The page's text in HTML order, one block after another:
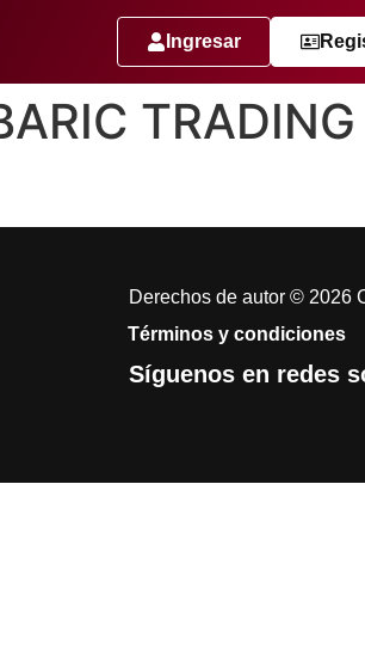
Ingresar
TRADING
Derechos de autor © 2026
Términos y condiciones
Síguenos en redes